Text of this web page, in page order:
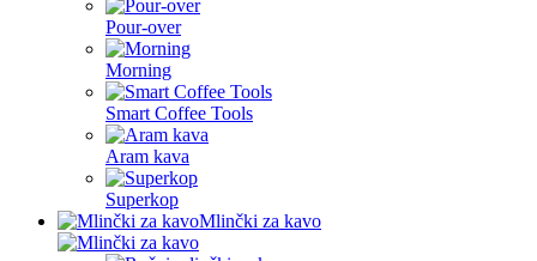
Pour-over
Morning
Smart Coffee Tools
Aram kava
Superkop
Mlinčki za kavo